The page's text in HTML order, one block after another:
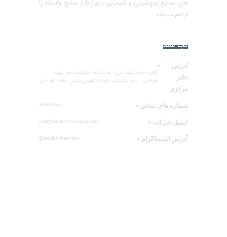
های صنایع پتروشیمی و شیمیایی ، نیاز بازار صنایع وابسته را
فراهم مینماید
کجا هستیم؟
آدرس
دفتر
مرکزی
گیلان - جاده رشت انزلی - طالب آباد - دانشکده فنی شهید
خدادادی - واحد مرکز رشد - شرکت کاسپین شیمی منطقه آزاد انزلی
شماره های تماس ۰۹۱۲۴۰۴۵۱۰۰
ایمیل شرکت info@Caspianchemistry.com
آدرس اینستاگرام caspianchemistry@